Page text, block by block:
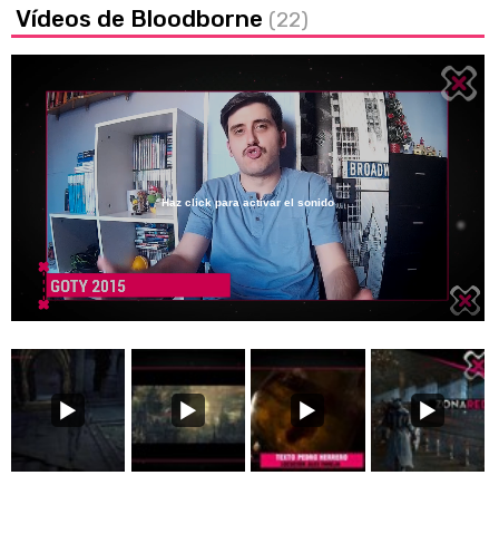
Vídeos de Bloodborne (22)
/
Loaded
6.81%
Haz click para activar el sonido